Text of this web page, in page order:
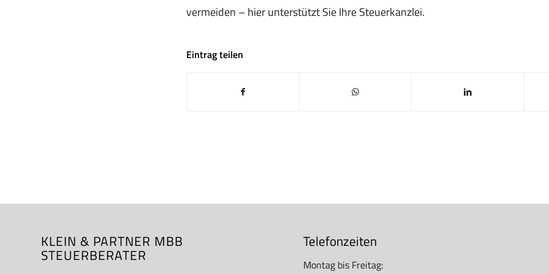
vermeiden – hier unterstützt Sie Ihre Steuerkanzlei.
Eintrag teilen
KLEIN & PARTNER MBB
STEUERBERATER
Telefonzeiten
Montag bis Freitag: